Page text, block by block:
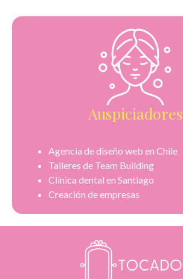
Auspiciadores
Agencia de diseño web en Chile
Talleres de Team Building
Clínica dental en Santiago
Creación de empresas